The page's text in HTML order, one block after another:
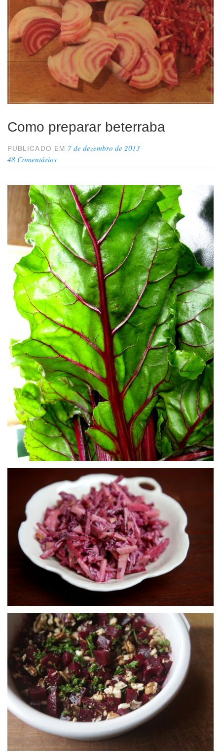
Como preparar beterraba
PUBLICADO EM 7 de dezembro de 2013
48 Comentários